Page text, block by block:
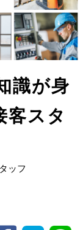
識が身
客スタ
ッフ